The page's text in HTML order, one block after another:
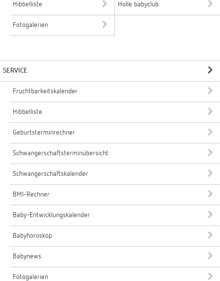
Hibbelliste Holle babyclub
Fotogalerien
SERVICE
Fruchtbarkeitskalender
Hibbelliste
Geburtsterminrechner
Schwangerschaftsterminübersicht
Schwangerschaftskalender
BMI-Rechner
Baby-Entwicklungskalender
Babyhoroskop
Babynews
Fotogalerien